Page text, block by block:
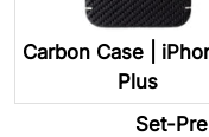
Carbon Case |
Plus
Set-